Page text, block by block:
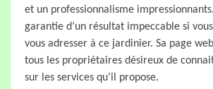
et un professionnalisme
garantie d’un résultat impeccable si
vous adresser à ce jardinier. Sa page
tous les propriétaires désireux de
sur les services qu’il propose.